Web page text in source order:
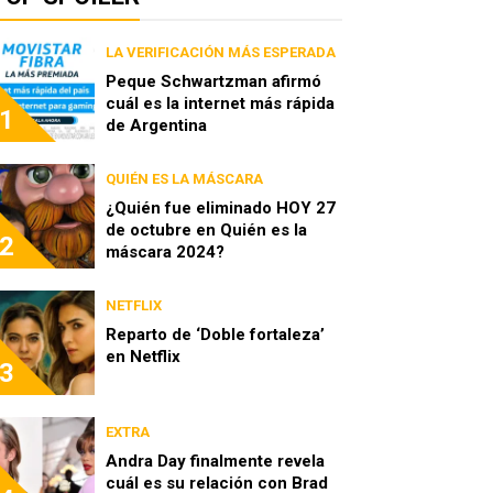
1
LA VERIFICACIÓN MÁS ESPERADA
Peque Schwartzman afirmó
cuál es la internet más rápida
de Argentina
2
QUIÉN ES LA MÁSCARA
¿Quién fue eliminado HOY 27
de octubre en Quién es la
máscara 2024?
3
NETFLIX
Reparto de ‘Doble fortaleza’
en Netflix
EXTRA
Andra Day finalmente revela
cuál es su relación con Brad